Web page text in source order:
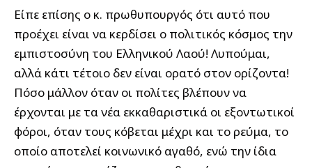
Είπε επίσης ο κ. πρωθυπουργός ότι αυτό που
προέχει είναι να κερδίσει ο πολιτικός κόσμος την
εμπιστοσύνη του Ελληνικού Λαού! Λυπούμαι,
αλλά κάτι τέτοιο δεν είναι ορατό στον ορίζοντα!
Πόσο μάλλον όταν οι πολίτες βλέπουν να
έρχονται με τα νέα εκκαθαριστικά οι εξοντωτικοί
φόροι, όταν τους κόβεται μέχρι και το ρεύμα, το
οποίο αποτελεί κοινωνικό αγαθό, ενώ την ίδια